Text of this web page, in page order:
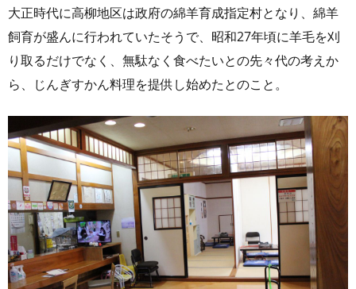
大正時代に高柳地区は政府の綿羊育成指定村となり、綿羊
飼育が盛んに行われていたそうで、昭和27年頃に羊毛を刈
り取るだけでなく、無駄なく食べたいとの先々代の考えか
ら、じんぎすかん料理を提供し始めたとのこと。